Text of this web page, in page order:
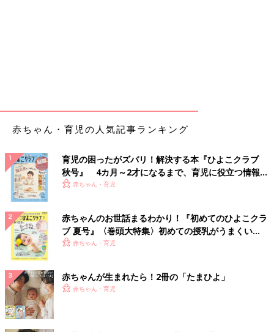
赤ちゃん・育児の人気記事ランキング
育児の困ったがズバリ！解決する本『ひよこクラブ
秋号』 4カ月～2才になるまで、育児に役立つ情報が
いっぱい！
赤ちゃん・育児
赤ちゃんのお世話まるわかり！『初めてのひよこクラ
ブ 夏号』〈巻頭大特集〉初めての授乳がうまくい
く！ おっぱい・ミルクの基本と夏のトラブル 解決テ
赤ちゃん・育児
赤ちゃんが生まれたら！2冊の「たまひよ」
赤ちゃん・育児